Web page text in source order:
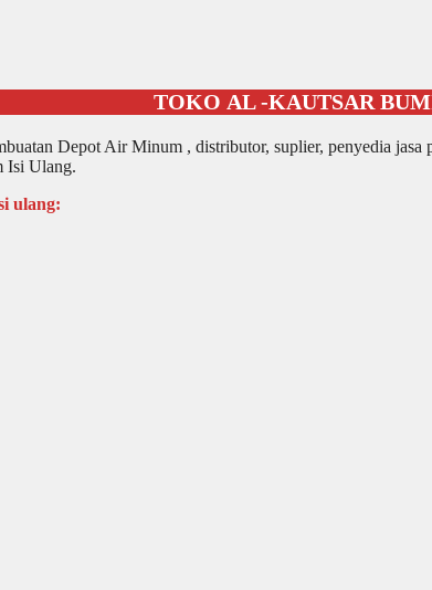
TOKO AL -KAUTSAR
Depot Air Minum , distributor, suplier, penyedia jasa
Isi Ulang.
ulang: